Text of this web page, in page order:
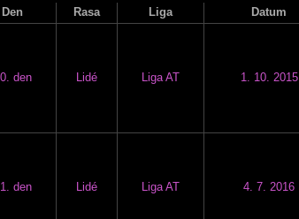
Den Rasa Liga Datum
den Lidé Liga AT 1. 10. 2015
den Lidé Liga AT 4. 7. 2016